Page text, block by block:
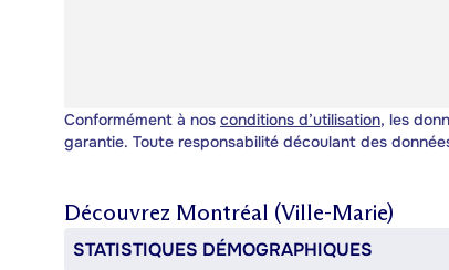
Conformément à nos conditions d’utilisation, les
garantie. Toute responsabilité découlant des
Découvrez Montréal (Ville-Marie)
STATISTIQUES DÉMOGRAPHIQUES